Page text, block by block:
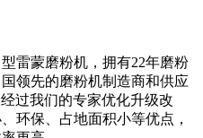
雷蒙磨粉机，拥有22年磨粉
领先的磨粉机制造商和供应
过我们的专家优化升级改
环保、占地面积小等优点，